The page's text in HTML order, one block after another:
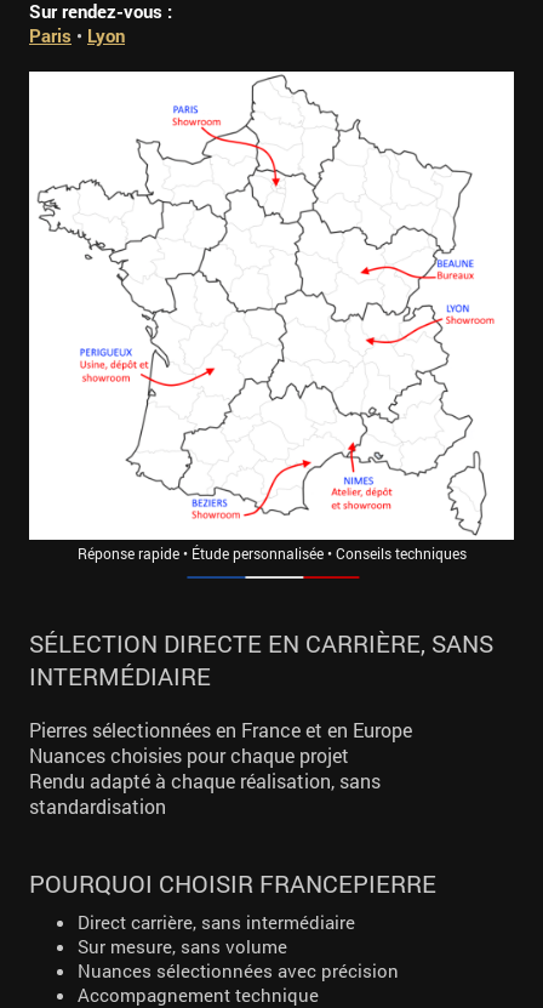
Sur rendez-vous :
Paris • Lyon
Réponse rapide • Étude personnalisée • Conseils techniques
SÉLECTION DIRECTE EN CARRIÈRE, SANS
INTERMÉDIAIRE
Pierres sélectionnées en France et en Europe
Nuances choisies pour chaque projet
Rendu adapté à chaque réalisation, sans
standardisation
POURQUOI CHOISIR FRANCEPIERRE
Direct carrière, sans intermédiaire
Sur mesure, sans volume
Nuances sélectionnées avec précision
Accompagnement technique